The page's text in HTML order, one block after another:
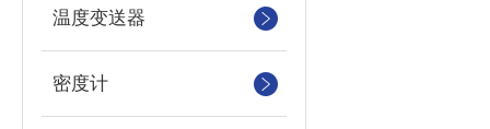
温度变送器
密度计